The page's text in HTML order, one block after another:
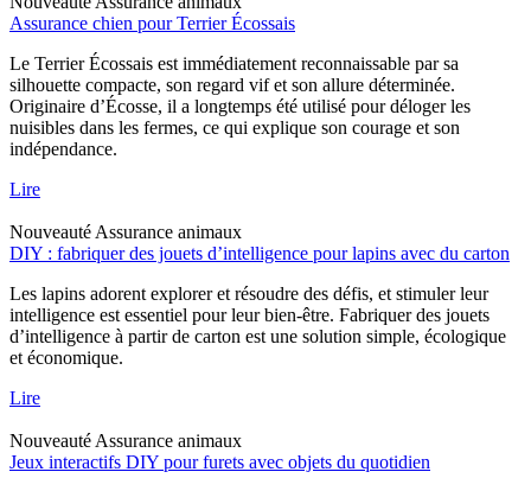
Assurance chien pour Terrier Écossais
Le Terrier Écossais est immédiatement reconnaissable par sa
silhouette compacte, son regard vif et son allure déterminée.
Originaire d’Écosse, il a longtemps été utilisé pour déloger les
nuisibles dans les fermes, ce qui explique son courage et son
indépendance.
Lire
Nouveauté Assurance animaux
DIY : fabriquer des jouets d’intelligence pour lapins avec du carton
Les lapins adorent explorer et résoudre des défis, et stimuler leur
intelligence est essentiel pour leur bien-être. Fabriquer des jouets
d’intelligence à partir de carton est une solution simple, écologique
et économique.
Lire
Nouveauté Assurance animaux
Jeux interactifs DIY pour furets avec objets du quotidien